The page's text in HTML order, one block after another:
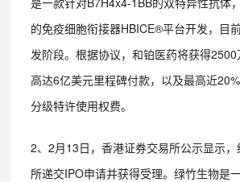
的免疫细胞衔接器HBICE®平台开发，目
发阶段。根据协议，和铂医药将获得
高达6亿美元里程碑付款，以及最高近
分级特许使用权费。
2、2月13日，香港证券交易所公示显示
所递交IPO申请并获得受理。绿竹生物是